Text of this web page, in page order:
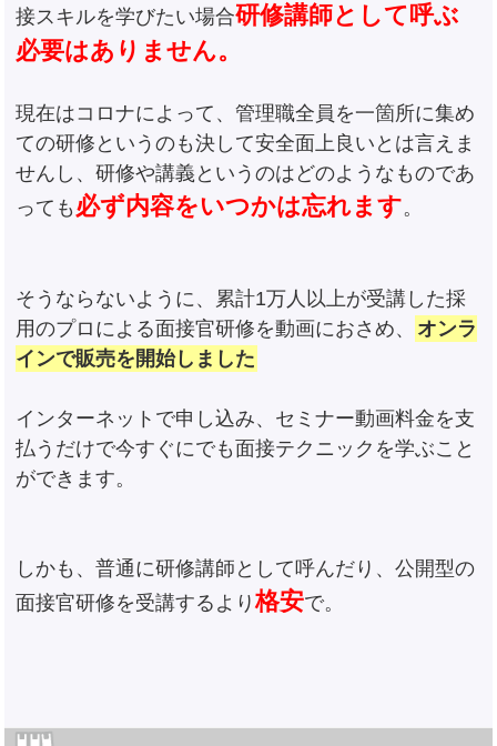
接スキルを学びたい場合研修講師として呼ぶ
必要はありません。
現在はコロナによって、管理職全員を一箇所に集め
ての研修というのも決して安全面上良いとは言えま
せんし、研修や講義というのはどのようなものであ
っても 必ず内容をいつかは忘れます。
そうならないように、累計1万人以上が受講した採
用のプロによる面接官研修を動画におさめ、
オンラ
インで販売を開始しました
インターネットで申し込み、セミナー動画料金を支
払うだけで今すぐにでも面接テクニックを学ぶこと
ができます。
しかも、普通に研修講師として呼んだり、公開型の
面接官研修を受講するより格安で。